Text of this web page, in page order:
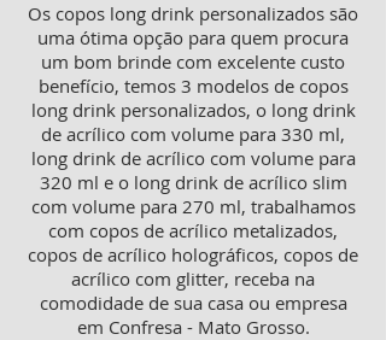
Os copos long drink personalizados são
uma ótima opção para quem procura
um bom brinde com excelente custo
benefício, temos 3 modelos de copos
long drink personalizados, o long drink
de acrílico com volume para 330 ml,
long drink de acrílico com volume para
320 ml e o long drink de acrílico slim
com volume para 270 ml, trabalhamos
com copos de acrílico metalizados,
copos de acrílico holográficos, copos de
acrílico com glitter, receba na
comodidade de sua casa ou empresa
em Confresa - Mato Grosso.